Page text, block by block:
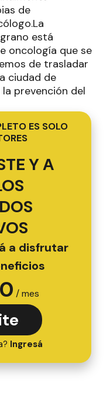
de
está
oncología que se
de trasladar
ciudad de
prevención del
ES SOLO
Y A
a disfrutar
/ mes
Ingresá